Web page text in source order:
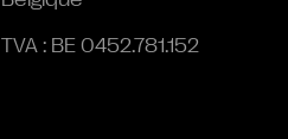
TVA : BE 0452.781.152